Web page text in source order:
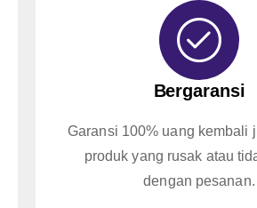
Bergaransi
Garansi 100% uang kembali
produk yang rusak atau
dengan pesanan.